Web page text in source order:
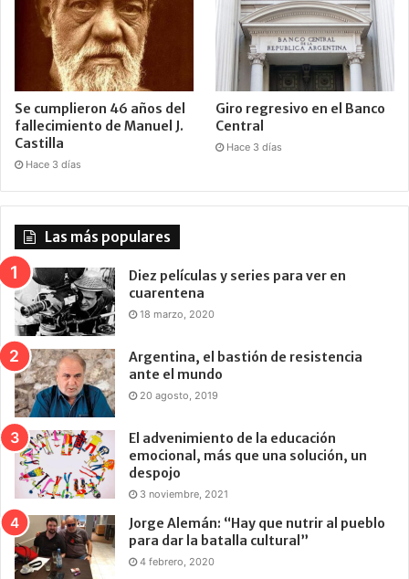
Se cumplieron 46 años del
fallecimiento de Manuel J.
Castilla
Hace 3 días
Giro regresivo en el Banco
Central
Hace 3 días
Las más populares
Diez películas y series para ver en
cuarentena
18 marzo, 2020
Argentina, el bastión de resistencia
ante el mundo
20 agosto, 2019
El advenimiento de la educación
emocional, más que una solución, un
despojo
3 noviembre, 2021
Jorge Alemán: “Hay que nutrir al pueblo
para dar la batalla cultural”
4 febrero, 2020